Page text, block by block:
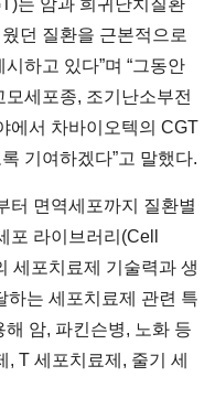
는 암과 희귀난치질환
던 질환을 근본적으로
하고 있다”며 “그동안
세포종, 조기난소부전
에서 차바이오텍의 CGT
기여하겠다”고 말했다.
터 면역세포까지 질환별
포 라이브러리(Cell
세포치료제 기술력과 생
하는 세포치료제 관련 특
암, 파킨슨병, 노화 등
T 세포치료제, 줄기 세